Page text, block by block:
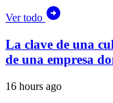
Ver todo
La clave de una
de una empresa
16 hours ago